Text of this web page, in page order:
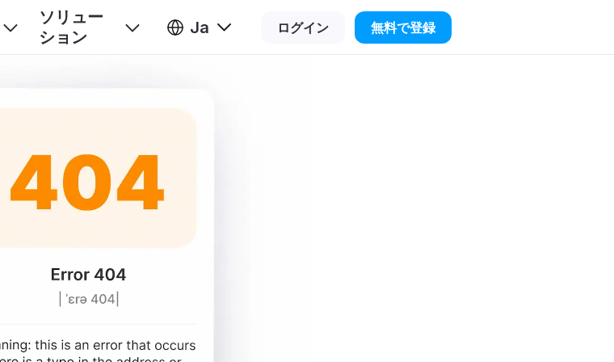
ソリュー
ション
Ja ログイン 無料で登録